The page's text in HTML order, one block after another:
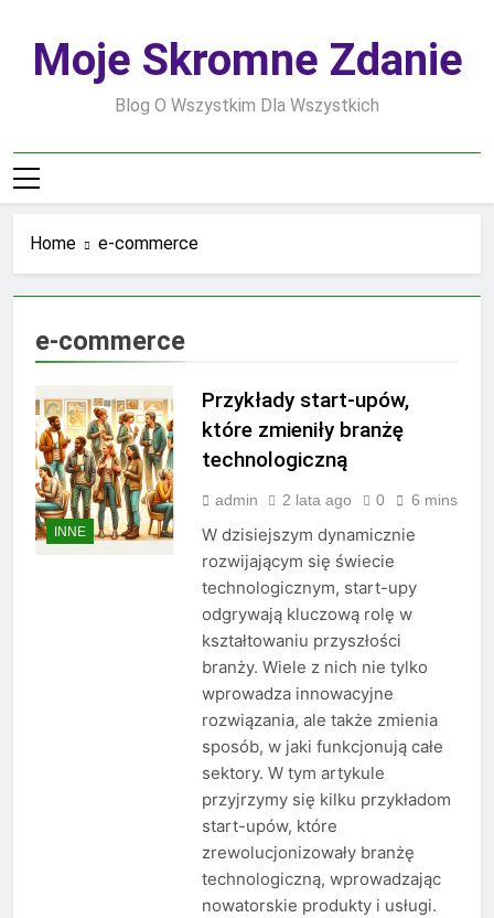
contentMoje Skromne Zdanie
Blog O Wszystkim Dla Wszystkich
Home e-commerce
e-commerce
INNE
Przykłady start-upów,
które zmieniły branżę
technologiczną
admin 2 lata ago 0 6 mins
W dzisiejszym dynamicznie
rozwijającym się świecie
technologicznym, start-upy
odgrywają kluczową rolę w
kształtowaniu przyszłości
branży. Wiele z nich nie tylko
wprowadza innowacyjne
rozwiązania, ale także zmienia
sposób, w jaki funkcjonują całe
sektory. W tym artykule
przyjrzymy się kilku przykładom
start-upów, które
zrewolucjonizowały branżę
technologiczną, wprowadzając
nowatorskie produkty i usługi.